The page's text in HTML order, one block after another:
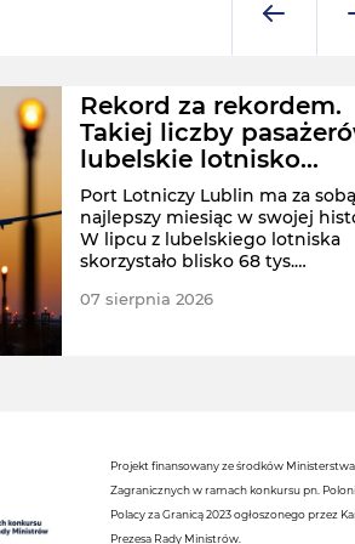
Rekord za rekordem.
Takiej liczby
lubelskie lotnisko
jeszcze nie odprawiło
Port Lotniczy Lublin ma za sobą
najlepszy miesiąc w swojej
W lipcu z lubelskiego lotniska
skorzystało blisko 68 tys.
07 sierpnia 2026
Projekt finansowany ze środków
Zagranicznych w ramach konkursu pn.
Polacy za Granicą 2023 ogłoszonego przez
Prezesa Rady Ministrów.